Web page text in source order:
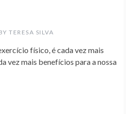
TERESA SILVA
físico, é cada vez mais
vez mais benefícios para a nossa